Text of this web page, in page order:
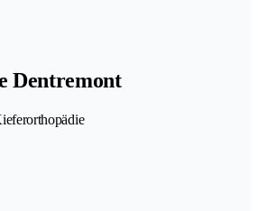
Dentremont